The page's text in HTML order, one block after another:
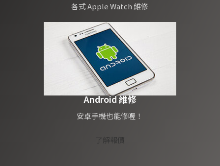
各式 Apple Watch 維修
Android 維修
安卓手機也能修喔！
了解報價